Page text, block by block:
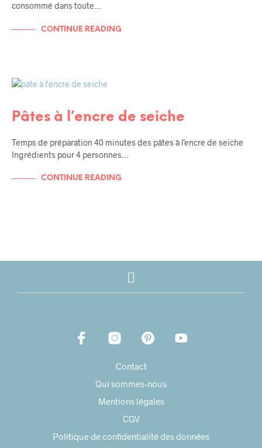
consommé dans toute…
CONTINUE READING
Pâtes à l’encre de seiche
Temps de préparation 40 minutes des pâtes à l’encre de seiche
Ingrédients pour 4 personnes…
CONTINUE READING
Contact
Qui sommes-nous
Mentions légales
CGV
Politique de confidentialité des données